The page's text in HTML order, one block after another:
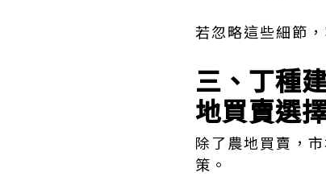
若忽略這些細節
三、丁種
地買賣選
除了農地買賣，
策。